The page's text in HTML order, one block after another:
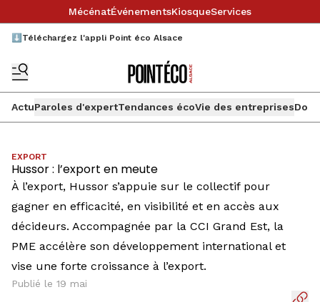
MécénatÉvénementsKiosqueServices
⬇️Téléchargez l'appli Point éco Alsace
ActuParoles d'expertTendances écoVie des entreprises
EXPORT
Hussor : l’export en meute
À l’export, Hussor s’appuie sur le collectif pour
gagner en efficacité, en visibilité et en accès aux
décideurs. Accompagnée par la CCI Grand Est, la
PME accélère son développement international et
vise une forte croissance à l’export.
Publié le 19 mai